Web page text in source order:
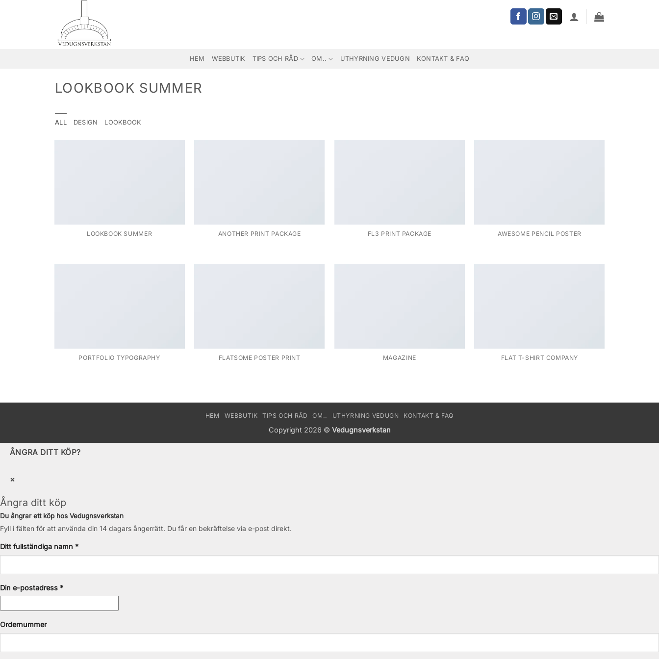
HEM WEBBUTIK TIPS OCH RÅD OM.. UTHYRNING VEDUGN KONTAKT & FAQ
LOOKBOOK SUMMER
ALL DESIGN LOOKBOOK
LOOKBOOK SUMMER ANOTHER PRINT PACKAGE FL3 PRINT PACKAGE AWESOME PENCIL POSTER
PORTFOLIO TYPOGRAPHY FLATSOME POSTER PRINT MAGAZINE FLAT T-SHIRT COMPANY
HEM WEBBUTIK TIPS OCH RÅD OM.. UTHYRNING VEDUGN KONTAKT & FAQ
Copyright 2026 © Vedugnsverkstan
ÅNGRA DITT KÖP?
×
Ångra ditt köp
Du ångrar ett köp hos Vedugnsverkstan
Fyll i fälten för att använda din 14 dagars ångerrätt. Du får en bekräftelse via e-post direkt.
Ditt fullständiga namn *
Din e-postadress *
Ordernummer